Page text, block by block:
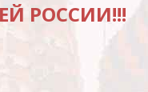
РОССИИ!!!